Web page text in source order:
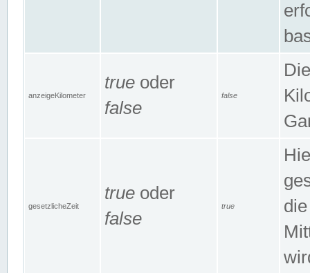
anzeigeKilometer
true oder
false
false
gesetzlicheZeit
true oder
false
true